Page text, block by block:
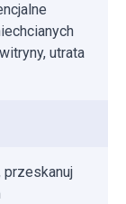
utrata
przeskanuj